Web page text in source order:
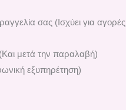
σας (Ισχύει για αγορές
μετά την παραλαβή)
εξυπηρέτηση)